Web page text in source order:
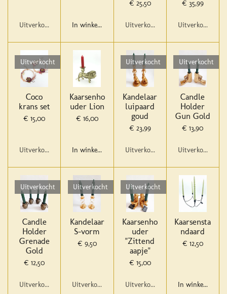
Uitverkocht In winkelwagen
€ 25,50
Uitverkocht
€ 35,99
Uitverkocht
Uitverkocht
Coco
krans set
€ 15,00
Uitverkocht
Kaarsenho
uder Lion
€ 16,00
In winkelwagen
Uitverkocht
Kandelaar
luipaard
goud
€ 23,99
Uitverkocht
Uitverkocht
Candle
Holder
Gun Gold
€ 13,90
Uitverkocht
Uitverkocht
Candle
Holder
Grenade
Gold
€ 12,50
Uitverkocht
Uitverkocht
Kandelaar
S-vorm
€ 9,50
Uitverkocht
Uitverkocht
Kaarsenho
uder
"Zittend
aapje"
€ 15,00
Uitverkocht
Kaarsensta
ndaard
€ 12,50
In winkelwagen